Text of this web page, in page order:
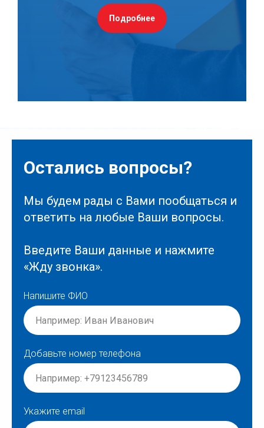
Подробнее
Остались вопросы?
Мы будем рады с Вами пообщаться и
ответить на любые Ваши вопросы.
Введите Ваши данные и нажмите
«Жду звонка».
Напишите ФИО
Добавьте номер телефона
Укажите email